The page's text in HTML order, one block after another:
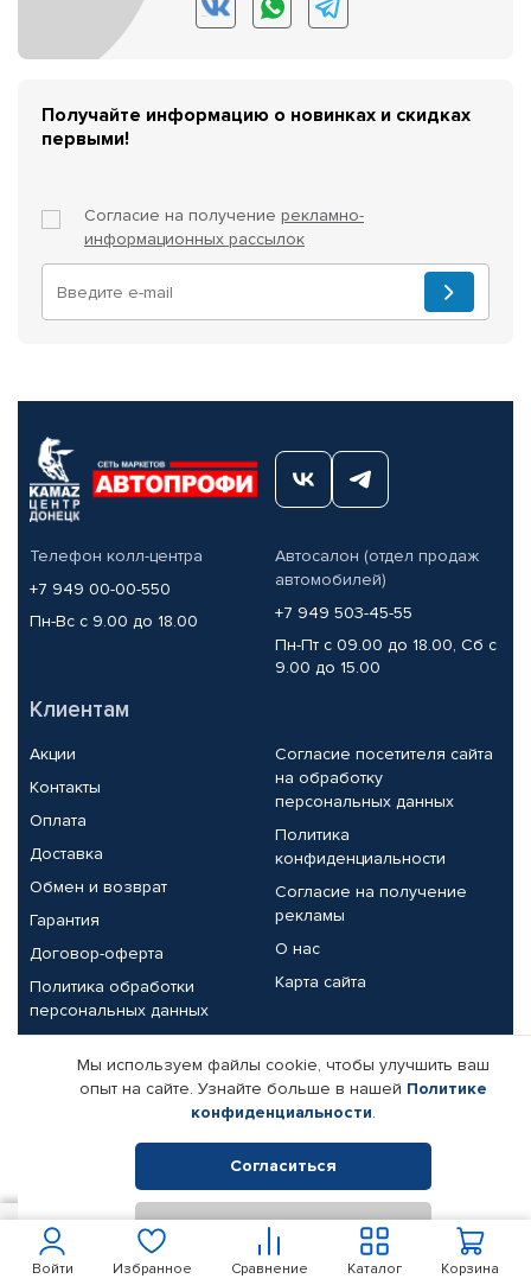
Войти Избранное Сравнение Корзина
Каталог
Получайте информацию о новинках и скидках
первыми!
Согласие на получение рекламно-
информационных рассылок
Телефон колл-центра
+7 949 00-00-550
Пн-Вс с 9.00 до 18.00
Автосалон (отдел продаж
автомобилей)
+7 949 503-45-55
Пн-Пт с 09.00 до 18.00, Сб с
9.00 до 15.00
Клиентам
Акции
Контакты
Оплата
Доставка
Обмен и возврат
Гарантия
Договор-оферта
Политика обработки
персональных данных
Согласие посетителя сайта
на обработку
персональных данных
Политика
конфиденциальности
Согласие на получение
рекламы
О нас
Карта сайта
Партнерам
Корпоративным клиентам
Поставщикам
Реквизиты компании
© КАМАЗ ЦЕНТР ДОНЕЦК, 2015-2026. Все права защищены.
Интернет-магазин автомобильных товаров Автопрофи.
Мы используем файлы cookie, чтобы улучшить ваш
опыт на сайте. Узнайте больше в нашей Политике
конфиденциальности.
Согласиться
Отклонить
400 В корзину